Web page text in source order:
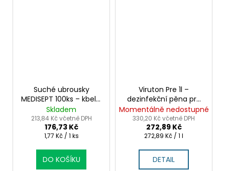
Suché ubrousky
MEDISEPT 100ks – kbelík
s rolí pro hygienické
použití
Skladem
213,84 Kč včetně DPH
176,73 Kč
Měrná
1,77 Kč / 1 ks
DO KOŠÍKU
Viruton Pre 1l –
dezinfekční pěna pro
chirurgické nástroje
Momentálně nedostupné
330,20 Kč včetně DPH
272,89 Kč
Měrná
272,89 Kč / 1 l
DETAIL